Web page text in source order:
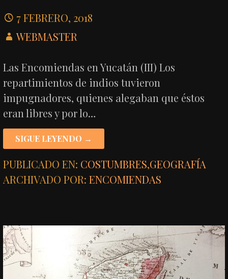
7 FEBRERO, 2018
WEBMASTER
Las Encomiendas en Yucatán (III) Los
repartimientos de indios tuvieron
impugnadores, quienes alegaban que éstos
eran libres y por lo…
SIGUE LEYENDO →
PUBLICADO EN: COSTUMBRES,GEOGRAFÍA
ARCHIVADO POR:ENCOMIENDAS